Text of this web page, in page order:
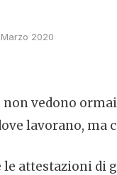
Marzo 2020
vedono
lavorano, ma
attestazioni